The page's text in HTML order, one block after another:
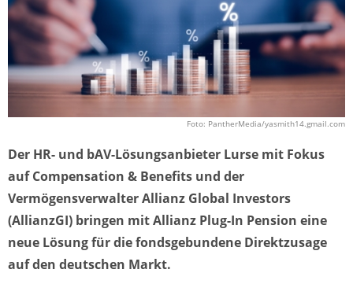
Foto: PantherMedia/yasmith14.gmail.com
Der HR- und bAV-Lösungsanbieter Lurse mit Fokus
auf Compensation & Benefits und der
Vermögensverwalter Allianz Global Investors
(AllianzGI) bringen mit Allianz Plug-In Pension eine
neue Lösung für die fondsgebundene Direktzusage
auf den deutschen Markt.